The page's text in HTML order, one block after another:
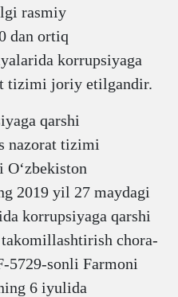
rasmiy
dan ortiq
korrupsiyaga
tizimi joriy etilgandir.
qarshi
nazorat tizimi
2019 yil 27 maydagi
korrupsiyaga qarshi
chora-
5729-sonli Farmoni
6 iyulida